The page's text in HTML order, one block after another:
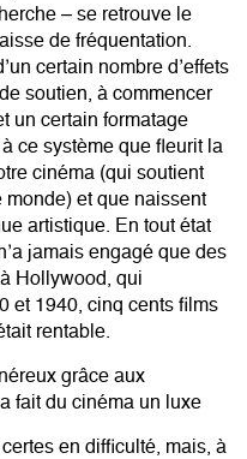
– se retrouve le
de fréquentation.
certain nombre d’effets
soutien, à commencer
un certain formatage
ce système que fleurit la
cinéma (qui soutient
et que naissent
artistique. En tout état
jamais engagé que des
Hollywood, qui
et 1940, cinq cents films
rentable.
grâce aux
fait du cinéma un luxe
en difficulté, mais, à